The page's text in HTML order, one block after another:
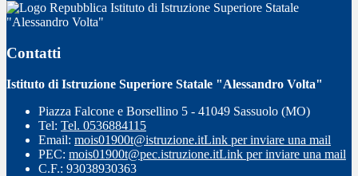
Istituto di Istruzione Superiore Statale
"Alessandro Volta"
Contatti
Istituto di Istruzione Superiore Statale "Alessandro Volta"
Piazza Falcone e Borsellino 5 - 41049 Sassuolo (MO)
Tel: Tel. 0536884115
Email: mois01900t@istruzione.itLink per inviare una mail
PEC: mois01900t@pec.istruzione.itLink per inviare una mail
C.F.: 93038930363